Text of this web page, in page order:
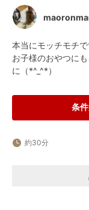
本当にモッチモチで
お子様のおやつに
に（*^_^*）
条
約30分